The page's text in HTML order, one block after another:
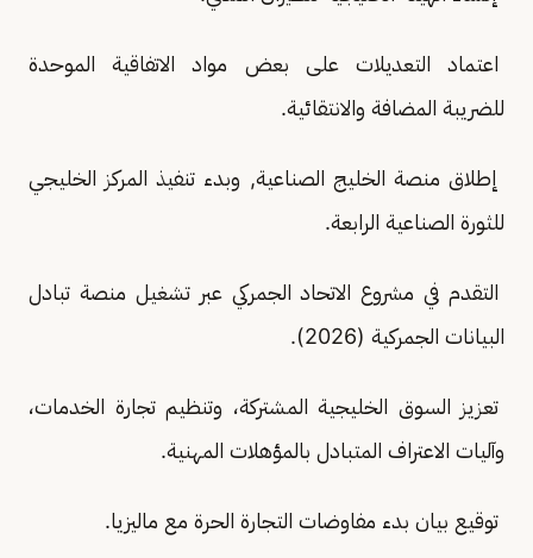
اعتماد التعديلات على بعض مواد الاتفاقية الموحدة
للضريبة المضافة والانتقائية.
إطلاق منصة الخليج الصناعية, وبدء تنفيذ المركز الخليجي
للثورة الصناعية الرابعة.
التقدم في مشروع الاتحاد الجمركي عبر تشغيل منصة تبادل
البيانات الجمركية (2026).
تعزيز السوق الخليجية المشتركة، وتنظيم تجارة الخدمات،
وآليات الاعتراف المتبادل بالمؤهلات المهنية.
توقيع بيان بدء مفاوضات التجارة الحرة مع ماليزيا.